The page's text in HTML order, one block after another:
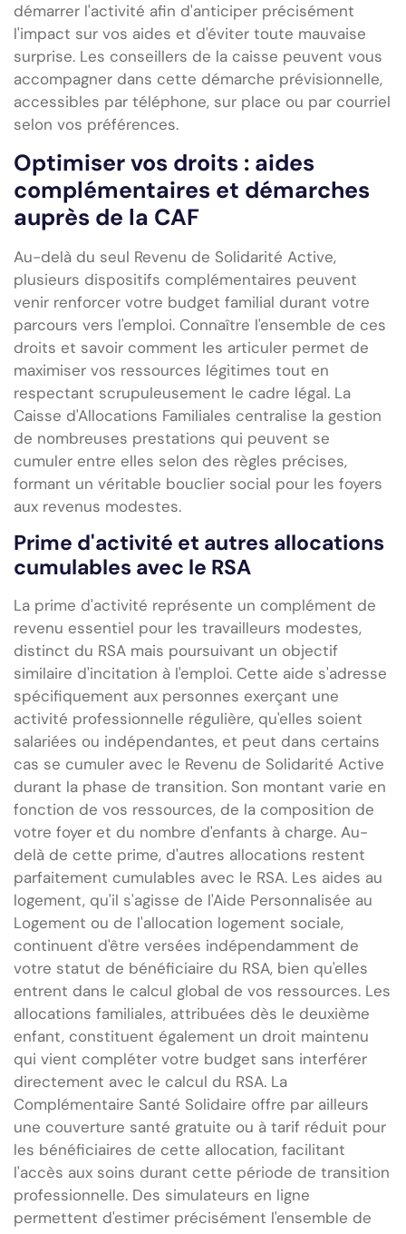
démarrer l'activité afin d'anticiper précisément
l'impact sur vos aides et d'éviter toute mauvaise
surprise. Les conseillers de la caisse peuvent vous
accompagner dans cette démarche prévisionnelle,
accessibles par téléphone, sur place ou par courriel
selon vos préférences.
Optimiser vos droits : aides
complémentaires et démarches
auprès de la CAF
Au-delà du seul Revenu de Solidarité Active,
plusieurs dispositifs complémentaires peuvent
venir renforcer votre budget familial durant votre
parcours vers l'emploi. Connaître l'ensemble de ces
droits et savoir comment les articuler permet de
maximiser vos ressources légitimes tout en
respectant scrupuleusement le cadre légal. La
Caisse d'Allocations Familiales centralise la gestion
de nombreuses prestations qui peuvent se
cumuler entre elles selon des règles précises,
formant un véritable bouclier social pour les foyers
aux revenus modestes.
Prime d'activité et autres allocations
cumulables avec le RSA
La prime d'activité représente un complément de
revenu essentiel pour les travailleurs modestes,
distinct du RSA mais poursuivant un objectif
similaire d'incitation à l'emploi. Cette aide s'adresse
spécifiquement aux personnes exerçant une
activité professionnelle régulière, qu'elles soient
salariées ou indépendantes, et peut dans certains
cas se cumuler avec le Revenu de Solidarité Active
durant la phase de transition. Son montant varie en
fonction de vos ressources, de la composition de
votre foyer et du nombre d'enfants à charge. Au-
delà de cette prime, d'autres allocations restent
parfaitement cumulables avec le RSA. Les aides au
logement, qu'il s'agisse de l'Aide Personnalisée au
Logement ou de l'allocation logement sociale,
continuent d'être versées indépendamment de
votre statut de bénéficiaire du RSA, bien qu'elles
entrent dans le calcul global de vos ressources. Les
allocations familiales, attribuées dès le deuxième
enfant, constituent également un droit maintenu
qui vient compléter votre budget sans interférer
directement avec le calcul du RSA. La
Complémentaire Santé Solidaire offre par ailleurs
une couverture santé gratuite ou à tarif réduit pour
les bénéficiaires de cette allocation, facilitant
l'accès aux soins durant cette période de transition
professionnelle. Des simulateurs en ligne
permettent d'estimer précisément l'ensemble de